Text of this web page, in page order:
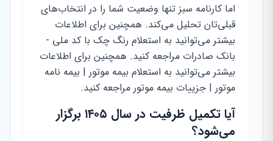
اما کارنامه سبز تنها وضعیت شما را در انتخاب‌های
قبلی‌تان تحلیل می‌کند. همچنین برای اطلاعات
بیشتر می‌توانید به استعلام رنگ چک با کد ملی -
بانک صادرات مراجعه کنید. همچنین برای اطلاعات
بیشتر می‌توانید به استعلام بیمه موتور | بیمه نامه
موتور | جزییات بیمه موتور مراجعه کنید.
آیا تکمیل ظرفیت در سال ۱۴۰۵ برگزار
می‌شود؟